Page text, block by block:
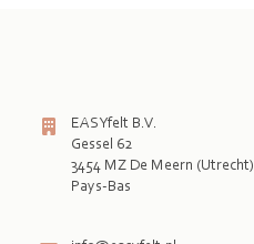
EASYfelt B.V.
Gessel 62
3454 MZ De Meern (Utrecht)
Pays-Bas